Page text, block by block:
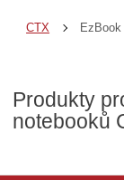
CTX
Produkty
notebooků